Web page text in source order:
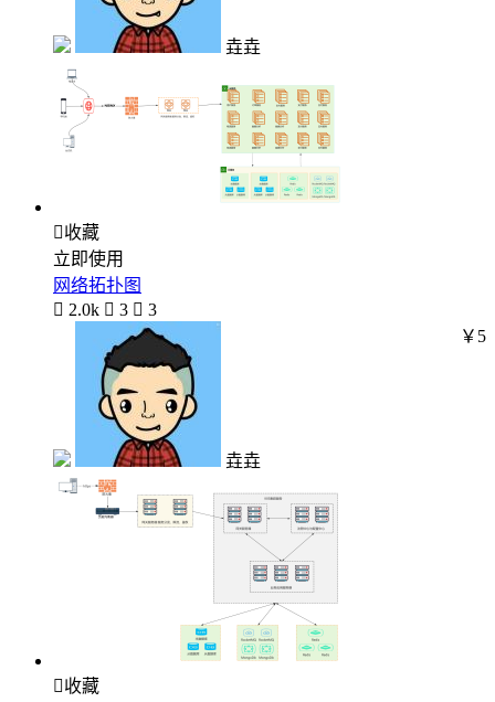
垚垚
收藏
立即使用
网络拓扑图
 2.0k  3  3
垚垚
￥5
收藏